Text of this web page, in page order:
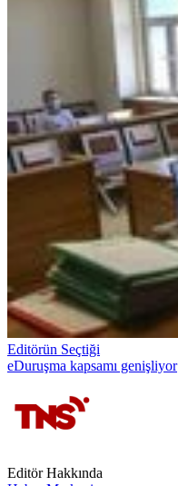
Editörün Seçtiği
eDuruşma kapsamı genişliyor
Editör Hakkında